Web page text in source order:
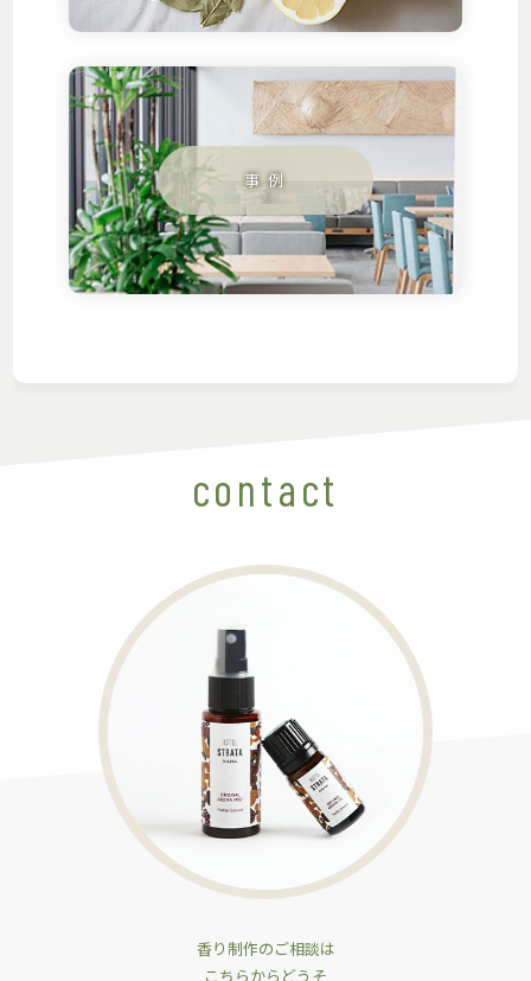
contact
香り制作のご相談は
こちらからどうそ